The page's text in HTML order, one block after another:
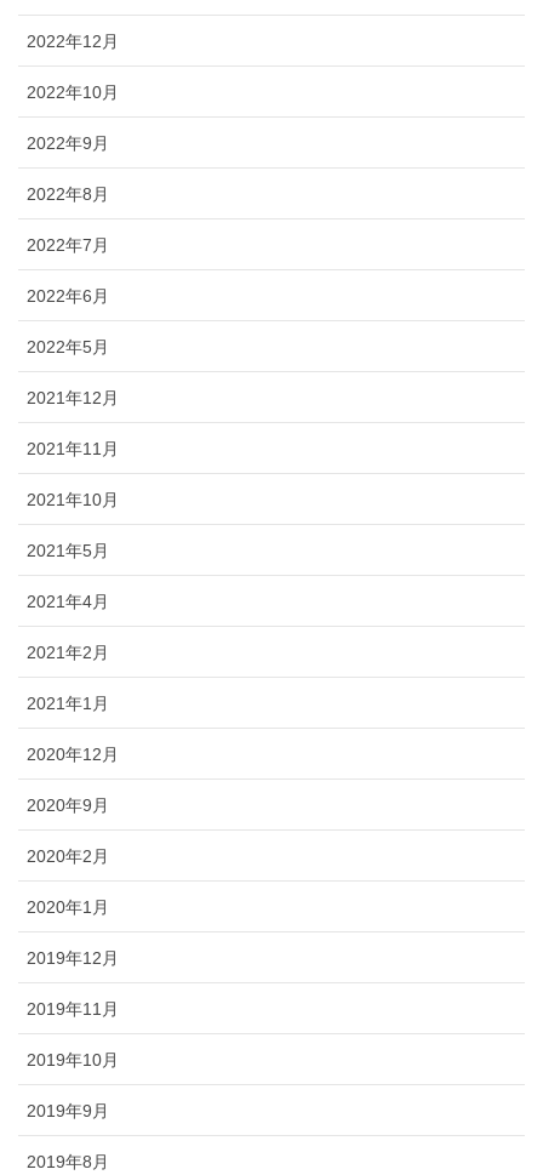
2022年12月
2022年10月
2022年9月
2022年8月
2022年7月
2022年6月
2022年5月
2021年12月
2021年11月
2021年10月
2021年5月
2021年4月
2021年2月
2021年1月
2020年12月
2020年9月
2020年2月
2020年1月
2019年12月
2019年11月
2019年10月
2019年9月
2019年8月